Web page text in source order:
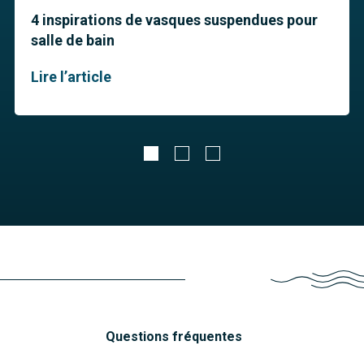
4 inspirations de vasques suspendues pour
salle de bain
Lire l’article
Questions fréquentes